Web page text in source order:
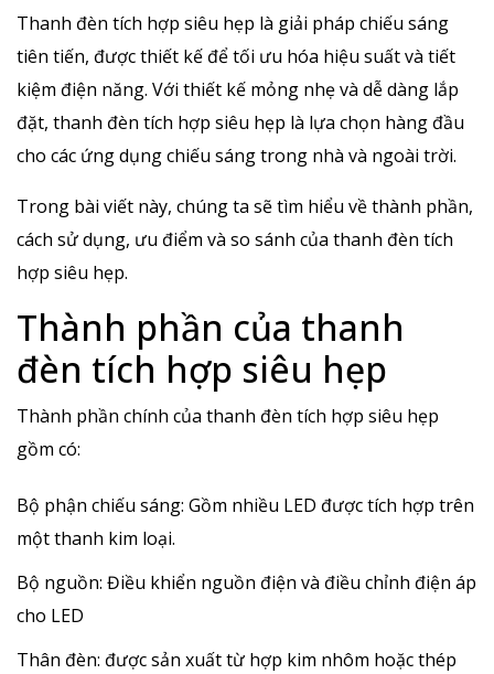
Thanh đèn tích hợp siêu hẹp là giải pháp chiếu sáng
tiên tiến, được thiết kế để tối ưu hóa hiệu suất và tiết
kiệm điện năng. Với thiết kế mỏng nhẹ và dễ dàng lắp
đặt, thanh đèn tích hợp siêu hẹp là lựa chọn hàng đầu
cho các ứng dụng chiếu sáng trong nhà và ngoài trời.
Trong bài viết này, chúng ta sẽ tìm hiểu về thành phần,
cách sử dụng, ưu điểm và so sánh của thanh đèn tích
hợp siêu hẹp.
Thành phần của thanh
đèn tích hợp siêu hẹp
Thành phần chính của thanh đèn tích hợp siêu hẹp
gồm có:
Bộ phận chiếu sáng: Gồm nhiều LED được tích hợp trên
một thanh kim loại.
Bộ nguồn: Điều khiển nguồn điện và điều chỉnh điện áp
cho LED
Thân đèn: được sản xuất từ hợp kim nhôm hoặc thép